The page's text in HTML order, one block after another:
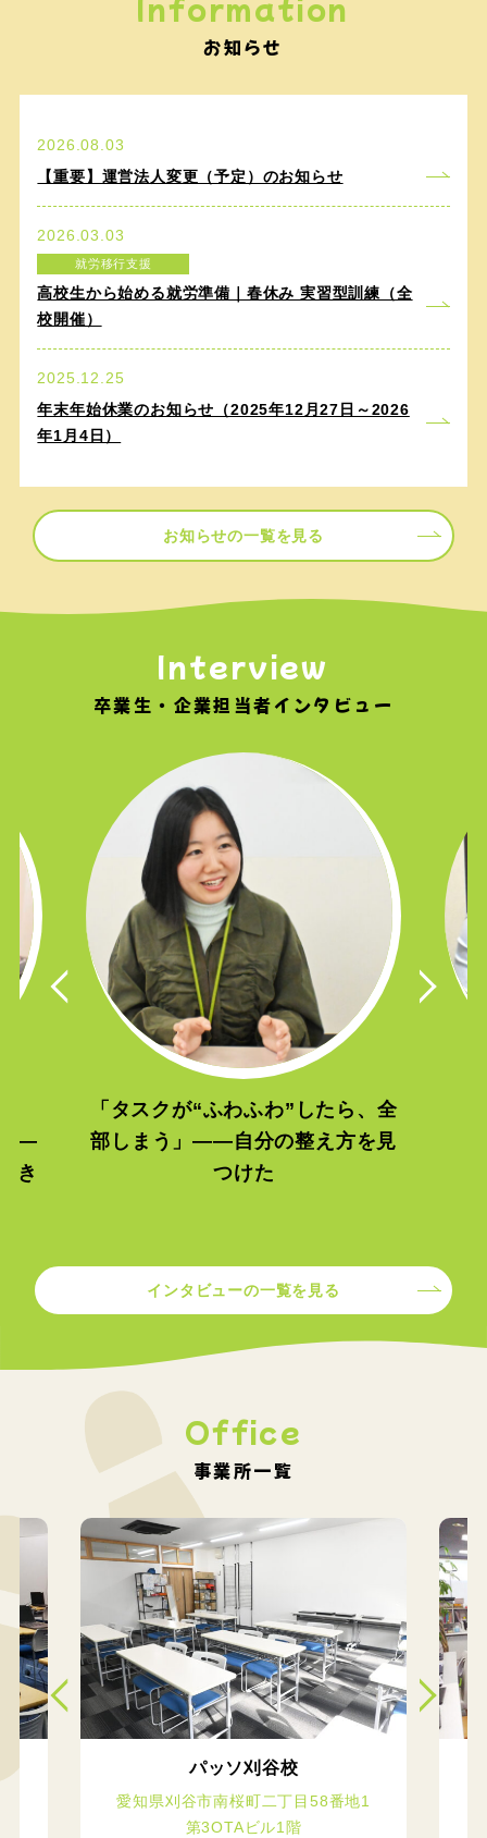
お知らせ
2026.08.03
【重要】運営法人変更（予定）のお知らせ
2026.03.03
就労移行支援
高校生から始める就労準備｜春休み 実習型訓練（全
校開催）
2025.12.25
年末年始休業のお知らせ（2025年12月27日～2026
年1月4日）
お知らせの一覧を見る
Interview
卒業生・企業担当者インタビュー
き
「タスクが“ふわふわ”したら、全
部しまう」——自分の整え方を見
つけた
インタビューの一覧を見る
Office
事業所一覧
パッソ刈谷校
愛知県刈谷市南桜町二丁目58番地1
第3OTAビル1階